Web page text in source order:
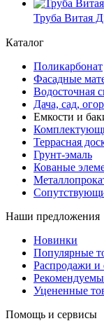
Труба Витая
Каталог
Поликарбонат
Фасадные
Водосточная
Дача, сад,
Емкости и
Террасная
Грунт-эмаль
Кованые
Наши предложения
Новинки
Популярные
Распродажи и
Уцененные
Помощь и сервисы